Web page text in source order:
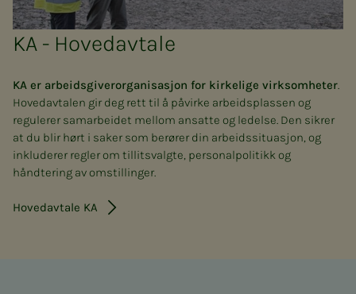
KA - Hovedavtale
KA er arbeidsgiverorganisasjon for kirkelige virksomheter.
Hovedavtalen gir deg rett til å påvirke arbeidsplassen og
regulerer samarbeidet mellom ansatte og ledelse. Den sikrer
at du blir hørt i saker som berører din arbeidssituasjon, og
inkluderer regler om tillitsvalgte, personalpolitikk og
håndtering av omstillinger.
Hovedavtale KA